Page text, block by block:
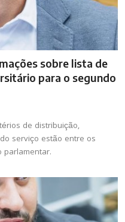
sobre lista de
para o segundo
de distribuição,
serviço estão entre os
parlamentar.